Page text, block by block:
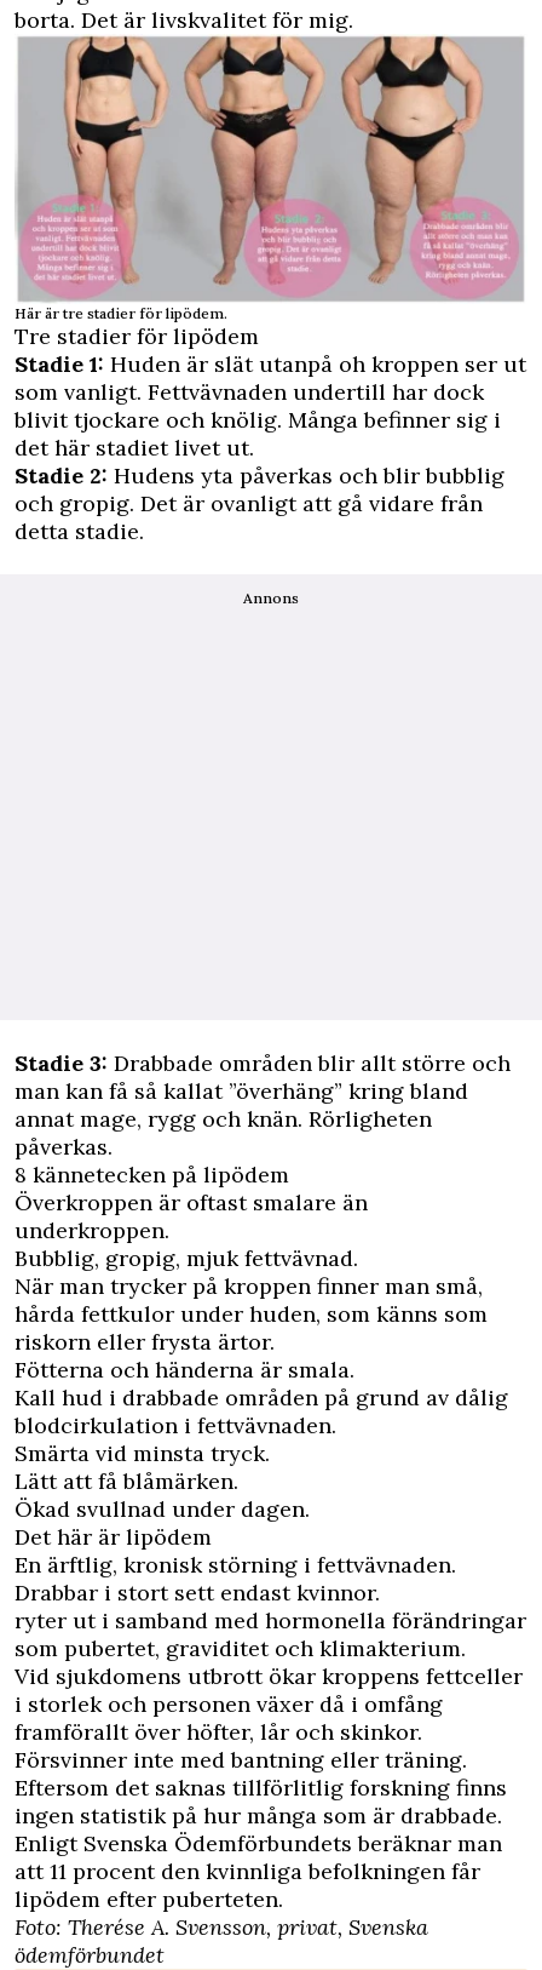
borta. Det är livskvalitet för mig.
Här är tre stadier för lipödem.
Tre stadier för lipödem
Stadie 1: Huden är slät utanpå oh kroppen ser ut
som vanligt. Fettvävnaden undertill har dock
blivit tjockare och knölig. Många befinner sig i
det här stadiet livet ut.
Stadie 2: Hudens yta påverkas och blir bubblig
och gropig. Det är ovanligt att gå vidare från
detta stadie.
Annons
Stadie 3: Drabbade områden blir allt större och
man kan få så kallat ”överhäng” kring bland
annat mage, rygg och knän. Rörligheten
påverkas.
8 kännetecken på lipödem
Överkroppen är oftast smalare än
underkroppen.
Bubblig, gropig, mjuk fettvävnad.
När man trycker på kroppen finner man små,
hårda fettkulor under huden, som känns som
riskorn eller frysta ärtor.
Fötterna och händerna är smala.
Kall hud i drabbade områden på grund av dålig
blodcirkulation i fettvävnaden.
Smärta vid minsta tryck.
Lätt att få blåmärken.
Ökad svullnad under dagen.
Det här är lipödem
En ärftlig, kronisk störning i fettvävnaden.
Drabbar i stort sett endast kvinnor.
ryter ut i samband med hormonella förändringar
som pubertet, graviditet och klimakterium.
Vid sjukdomens utbrott ökar kroppens fettceller
i storlek och personen växer då i omfång
framförallt över höfter, lår och skinkor.
Försvinner inte med bantning eller träning.
Eftersom det saknas tillförlitlig forskning finns
ingen statistik på hur många som är drabbade.
Enligt Svenska Ödemförbundets beräknar man
att 11 procent den kvinnliga befolkningen får
lipödem efter puberteten.
Foto: Therése A. Svensson, privat, Svenska
ödemförbundet